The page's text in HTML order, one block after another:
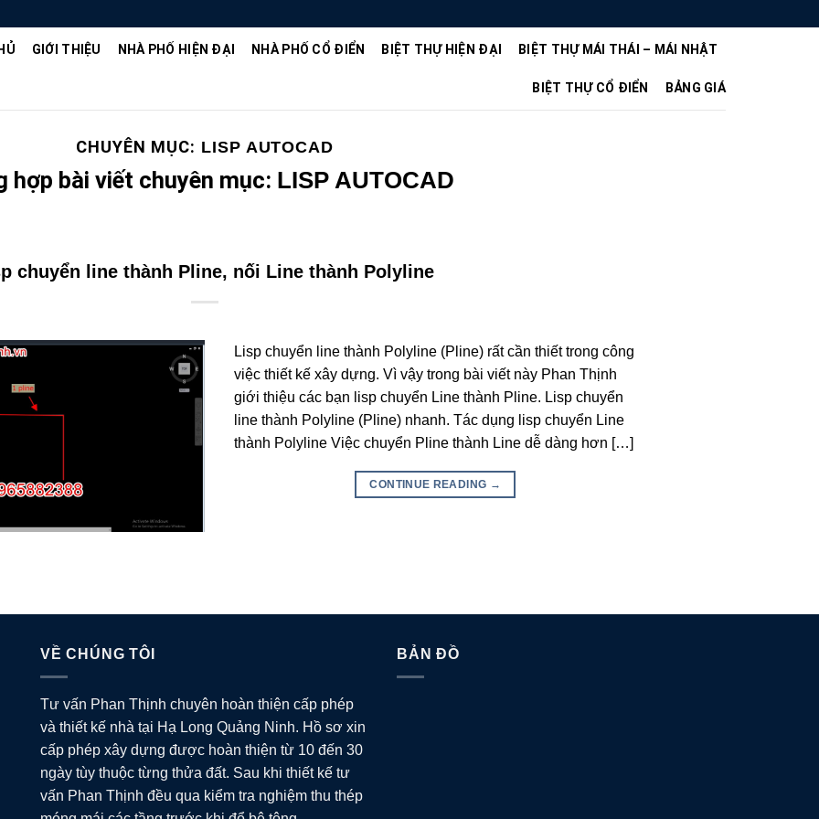
GIỚI THIỆU NHÀ PHỐ HIỆN ĐẠI NHÀ PHỐ CỔ ĐIỂN BIỆT THỰ HIỆN ĐẠI BIỆT THỰ MÁI THÁI – MÁI NHẬT
BIỆT THỰ CỔ ĐIỂN BẢNG GIÁ
CHUYÊN MỤC: LISP AUTOCAD
hợp bài viết chuyên mục: LISP AUTOCAD
chuyển line thành Pline, nối Line thành Polyline
Lisp chuyển line thành Polyline (Pline) rất cần thiết trong công
việc thiết kế xây dựng. Vì vậy trong bài viết này Phan Thịnh
giới thiệu các bạn lisp chuyển Line thành Pline. Lisp chuyển
line thành Polyline (Pline) nhanh. Tác dụng lisp chuyển Line
thành Polyline Việc chuyển Pline thành Line dễ dàng hơn […]
CONTINUE READING →
VỀ CHÚNG TÔI
Tư vấn Phan Thịnh chuyên hoàn thiện cấp phép
và thiết kế nhà tại Hạ Long Quảng Ninh. Hồ sơ xin
cấp phép xây dựng được hoàn thiện từ 10 đến 30
ngày tùy thuộc từng thửa đất. Sau khi thiết kế tư
vấn Phan Thịnh đều qua kiểm tra nghiệm thu thép
BẢN ĐỒ